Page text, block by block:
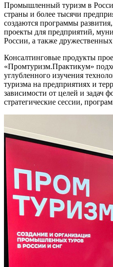
Промышленный туризм в
страны и более тысячи
создаются программы
проекты для предприятий,
России, а также дружественных
Консалтинговые продукты
«Промтуризм.Практикум»
углубленного изучения
туризма на предприятиях и
зависимости от целей и задач
стратегические сессии,